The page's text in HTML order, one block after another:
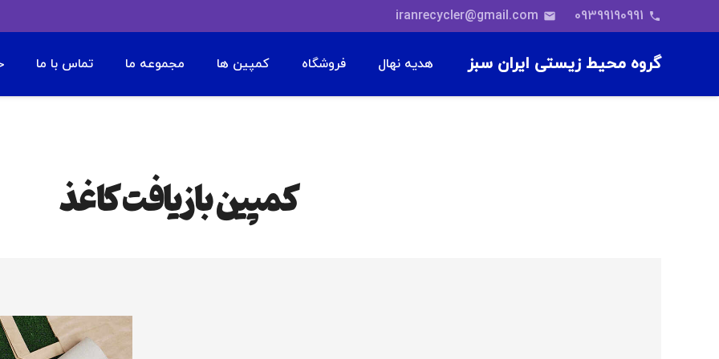
phone
09399190991
email
iranrecycler@gmail.com
گروه محیط زیستی ایران سبز هدیه نهال فروشگاه کمپین ها مجموعه ما تماس با ما
کمپین بازیافت کاغذ